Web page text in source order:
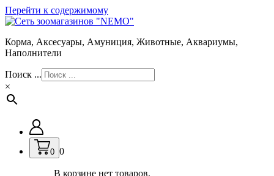
Перейти к содержимому
Корма, Аксесуары, Амуниция, Животные, Аквариумы,
Наполнители
Поиск ...
×
0 0
В корзине нет товаров.